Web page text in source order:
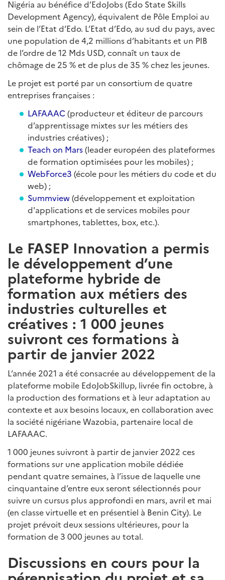
Nigéria au bénéfice d’EdoJobs (Edo State Skills
Development Agency), équivalent de Pôle Emploi au
sein de l’Etat d’Edo. L’Etat d’Edo, au sud du pays, avec
une population de 4,2 millions d’habitants et un PIB
de l’ordre de 12 Mds USD, connaît un taux de
chômage de 25 % et de plus de 35 % chez les jeunes.
Le projet est porté par un consortium de quatre
entreprises françaises :
LAFAAAC(producteur et éditeur de parcours
d’apprentissage mixtes sur les métiers des
industries créatives) ;
Teach on Mars(leader européen des plateformes
de formation optimisées pour les mobiles) ;
WebForce3 (école pour les métiers du code et du
web) ;
Summview(développement et exploitation
d'applications et de services mobiles pour
smartphones, tablettes, box, etc.).
Le FASEP Innovation a permis
le développement d’une
plateforme hybride de
formation aux métiers des
industries culturelles et
créatives : 1 000 jeunes
suivront ces formations à
partir de janvier 2022
L’année 2021 a été consacrée au développement de la
plateforme mobile EdoJobSkillup, livrée fin octobre, à
la production des formations et à leur adaptation au
contexte et aux besoins locaux, en collaboration avec
la société nigériane Wazobia, partenaire local de
LAFAAAC.
1 000 jeunes suivront à partir de janvier 2022 ces
formations sur une application mobile dédiée
pendant quatre semaines, à l’issue de laquelle une
cinquantaine d’entre eux seront sélectionnés pour
suivre un cursus plus approfondi en mars, avril et mai
(en classe virtuelle et en présentiel à Benin City). Le
projet prévoit deux sessions ultérieures, pour la
formation de 3 000 jeunes au total.
Discussions en cours pour la